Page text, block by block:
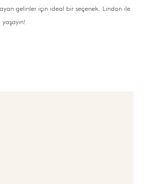
gelinler için ideal bir seçenek. Lindon ile